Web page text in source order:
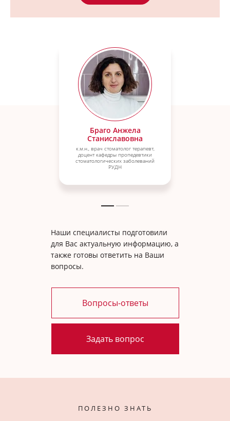
Наши специалисты подготовили
для Вас актуальную информацию, а
также готовы ответить на Ваши
вопросы.
Вопросы-ответы
Задать вопрос
Браго Анжела
Станиславовна
к.м.н., врач стоматолог терапевт,
доцент кафедры пропедевтики
стоматологических заболеваний
РУДН
ПОЛЕЗНО ЗНАТЬ